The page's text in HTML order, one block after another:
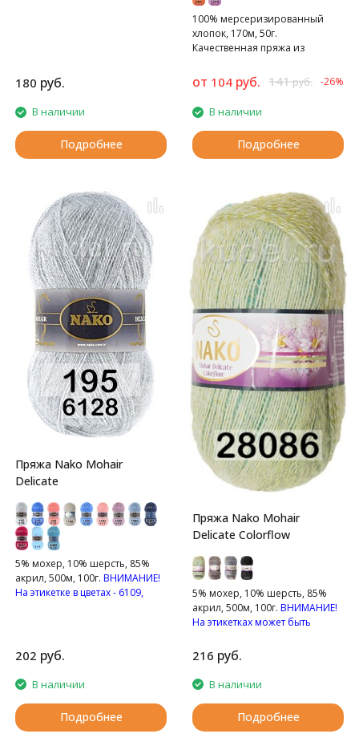
180 руб.
В наличии
Подробнее
100% мерсеризированный
хлопок, 170м, 50г.
Качественная пряжа из
от 104 руб. 141руб. -26%
В наличии
Подробнее
Пряжа Nako Mohair
Delicate
5% мохер, 10% шерсть, 85%
акрил, 500м, 100г. ВНИМАНИЕ!
На этикетке в цветах - 6109,
202 руб.
В наличии
Подробнее
Пряжа Nako Mohair
Delicate Colorflow
5% мохер, 10% шерсть, 85%
акрил, 500м, 100г. ВНИМАНИЕ!
На этикетках может быть
Мягкая, пушистая пряжа с
мохером.
216 руб.
В наличии
Подробнее